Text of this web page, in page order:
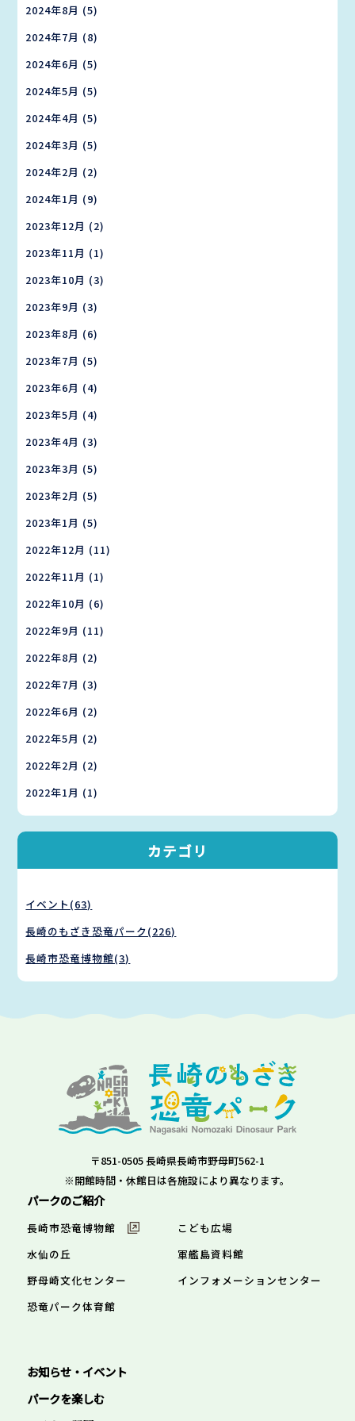
2024年8月 (5)
2024年7月 (8)
2024年6月 (5)
2024年5月 (5)
2024年4月 (5)
2024年3月 (5)
2024年2月 (2)
2024年1月 (9)
2023年12月 (2)
2023年11月 (1)
2023年10月 (3)
2023年9月 (3)
2023年8月 (6)
2023年7月 (5)
2023年6月 (4)
2023年5月 (4)
2023年4月 (3)
2023年3月 (5)
2023年2月 (5)
2023年1月 (5)
2022年12月 (11)
2022年11月 (1)
2022年10月 (6)
2022年9月 (11)
2022年8月 (2)
2022年7月 (3)
2022年6月 (2)
2022年5月 (2)
2022年2月 (2)
2022年1月 (1)
カテゴリ
イベント(63)
長崎のもざき恐竜パーク(226)
長崎市恐竜博物館(3)
〒851-0505 長崎県長崎市野母町562-1
※開館時間・休館日は各施設により異なります。
パークのご紹介
長崎市恐竜博物館
こども広場
水仙の丘
軍艦島資料館
野母崎文化センター
インフォメーションセンター
恐竜パーク体育館
お知らせ・イベント
パークを楽しむ